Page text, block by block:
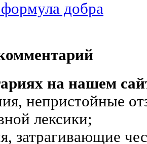
добра
на нашем
непристойные
лексики;
затрагивающие